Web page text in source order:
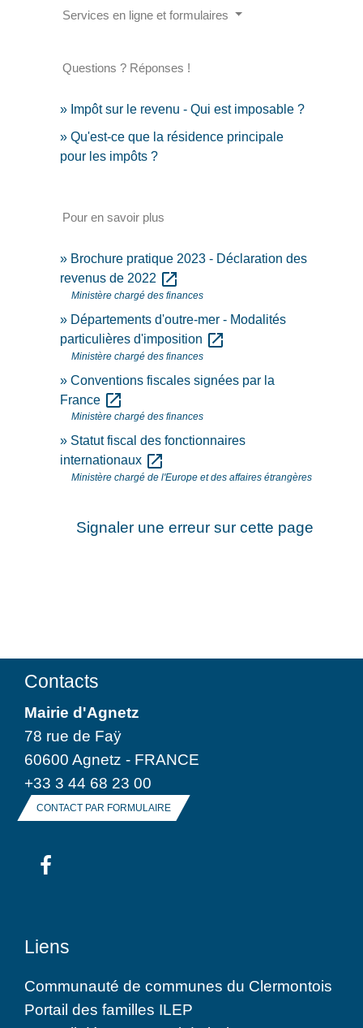
Services en ligne et formulaires
Questions ? Réponses !
Impôt sur le revenu - Qui est imposable ?
Qu'est-ce que la résidence principale
pour les impôts ?
Pour en savoir plus
Brochure pratique 2023 - Déclaration des
revenus de 2022 open_in_new
Ministère chargé des finances
Départements d'outre-mer - Modalités
particulières d'imposition open_in_new
Ministère chargé des finances
Conventions fiscales signées par la
France open_in_new
Ministère chargé des finances
Statut fiscal des fonctionnaires
internationaux open_in_new
Ministère chargé de l'Europe et des affaires étrangères
Signaler une erreur sur cette page
Contacts
Mairie d'Agnetz
78 rue de Faÿ
60600 Agnetz - FRANCE
+33 3 44 68 23 00
CONTACT PAR FORMULAIRE
Liens
Communauté de communes du Clermontois
Portail des familles ILEP